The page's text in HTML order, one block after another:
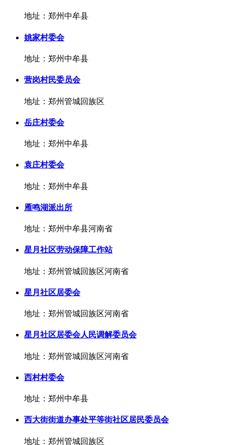
地址：郑州中牟县
姚家村委会
地址：郑州中牟县
营岗村民委员会
地址：郑州管城回族区
岳庄村委会
地址：郑州中牟县
袁庄村委会
地址：郑州中牟县
雁鸣湖派出所
地址：郑州中牟县河南省
星月社区劳动保障工作站
地址：郑州管城回族区河南省
星月社区居委会
地址：郑州管城回族区河南省
星月社区居委会人民调解委员会
地址：郑州管城回族区河南省
西村村委会
地址：郑州中牟县
西大街街道办事处平等街社区居民委员会
地址：郑州管城回族区